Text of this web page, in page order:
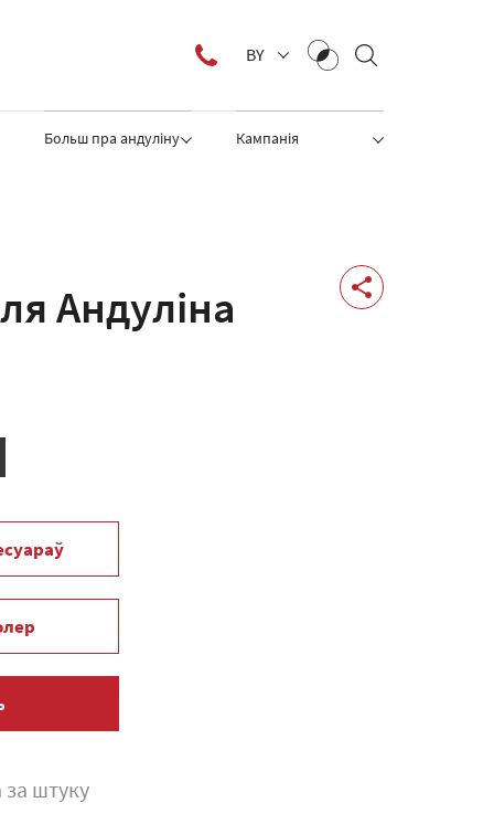
BY
Больш пра андуліну Кампанія
Андулiна
штуку